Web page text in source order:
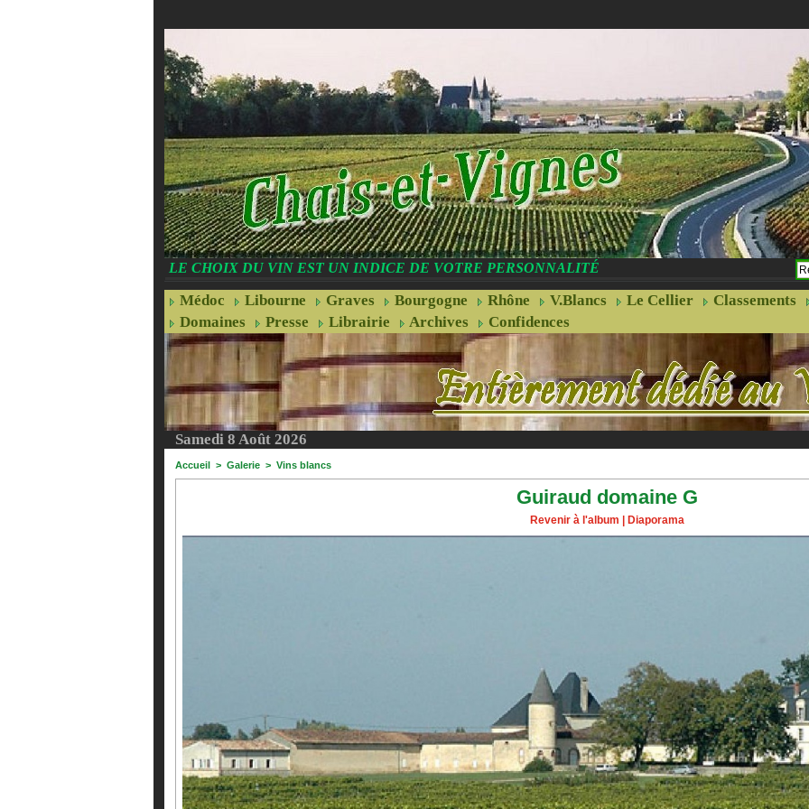
LE CHOIX DU VIN EST UN INDICE DE VOTRE PERSONNALITÉ
Médoc Libourne Graves Bourgogne Rhône V.Blancs Le Cellier
Classements
Domaines
Presse Librairie Archives Confidences
Samedi 8 Août 2026
Accueil > Galerie > Vins blancs
Guiraud domaine G
Revenir à l'album Diaporama